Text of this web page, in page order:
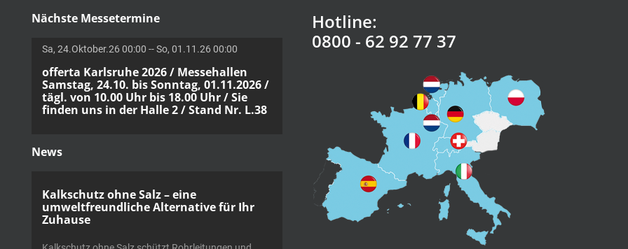
Nächste Messetermine
Sa, 24.Oktober.26 00:00 -- So, 01.11.26 00:00
offerta Karlsruhe 2026 / Messehallen
Samstag, 24.10. bis Sonntag, 01.11.2026 /
tägl. von 10.00 Uhr bis 18.00 Uhr / Sie
finden uns in der Halle 2 / Stand Nr. L.38
News
Kalkschutz ohne Salz – eine
umweltfreundliche Alternative für Ihr
Zuhause
Hotline:
0800 - 62 92 77 37